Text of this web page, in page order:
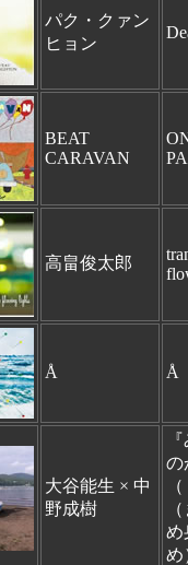
パク・クァン
ヒョン
BEAT
CARAVAN
高畠俊太郎
Å Å
大谷能生 × 中
野成樹
の
め
め